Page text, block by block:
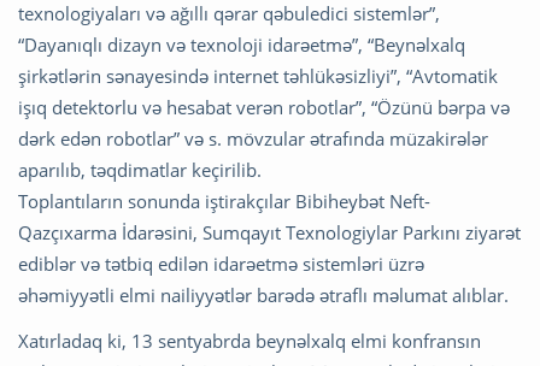
texnologiyaları və ağıllı qərar qəbuledici sistemlər”,
“Dayanıqlı dizayn və texnoloji idarəetmə”, “Beynəlxalq
şirkətlərin sənayesində internet təhlükəsizliyi”, “Avtomatik
işıq detektorlu və hesabat verən robotlar”, “Özünü bərpa və
dərk edən robotlar” və s. mövzular ətrafında müzakirələr
aparılıb, təqdimatlar keçirilib.
Toplantıların sonunda iştirakçılar Bibiheybət Neft-
Qazçıxarma İdarəsini, Sumqayıt Texnologiylar Parkını ziyarət
ediblər və tətbiq edilən idarəetmə sistemləri üzrə
əhəmiyyətli elmi nailiyyətlər barədə ətraflı məlumat alıblar.
Xatırladaq ki, 13 sentyabrda beynəlxalq elmi konfransın